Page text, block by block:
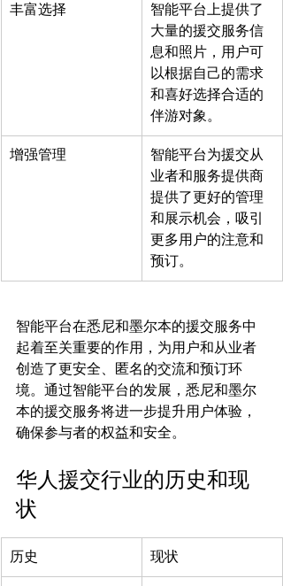
丰富选择
智能平台上提供了
大量的援交服务信
息和照片，用户可
以根据自己的需求
和喜好选择合适的
伴游对象。
增强管理
智能平台为援交从
业者和服务提供商
提供了更好的管理
和展示机会，吸引
更多用户的注意和
预订。
智能平台在悉尼和墨尔本的援交服务中
起着至关重要的作用，为用户和从业者
创造了更安全、匿名的交流和预订环
境。通过智能平台的发展，悉尼和墨尔
本的援交服务将进一步提升用户体验，
华人援交行业的历史和现
状
历史 现状